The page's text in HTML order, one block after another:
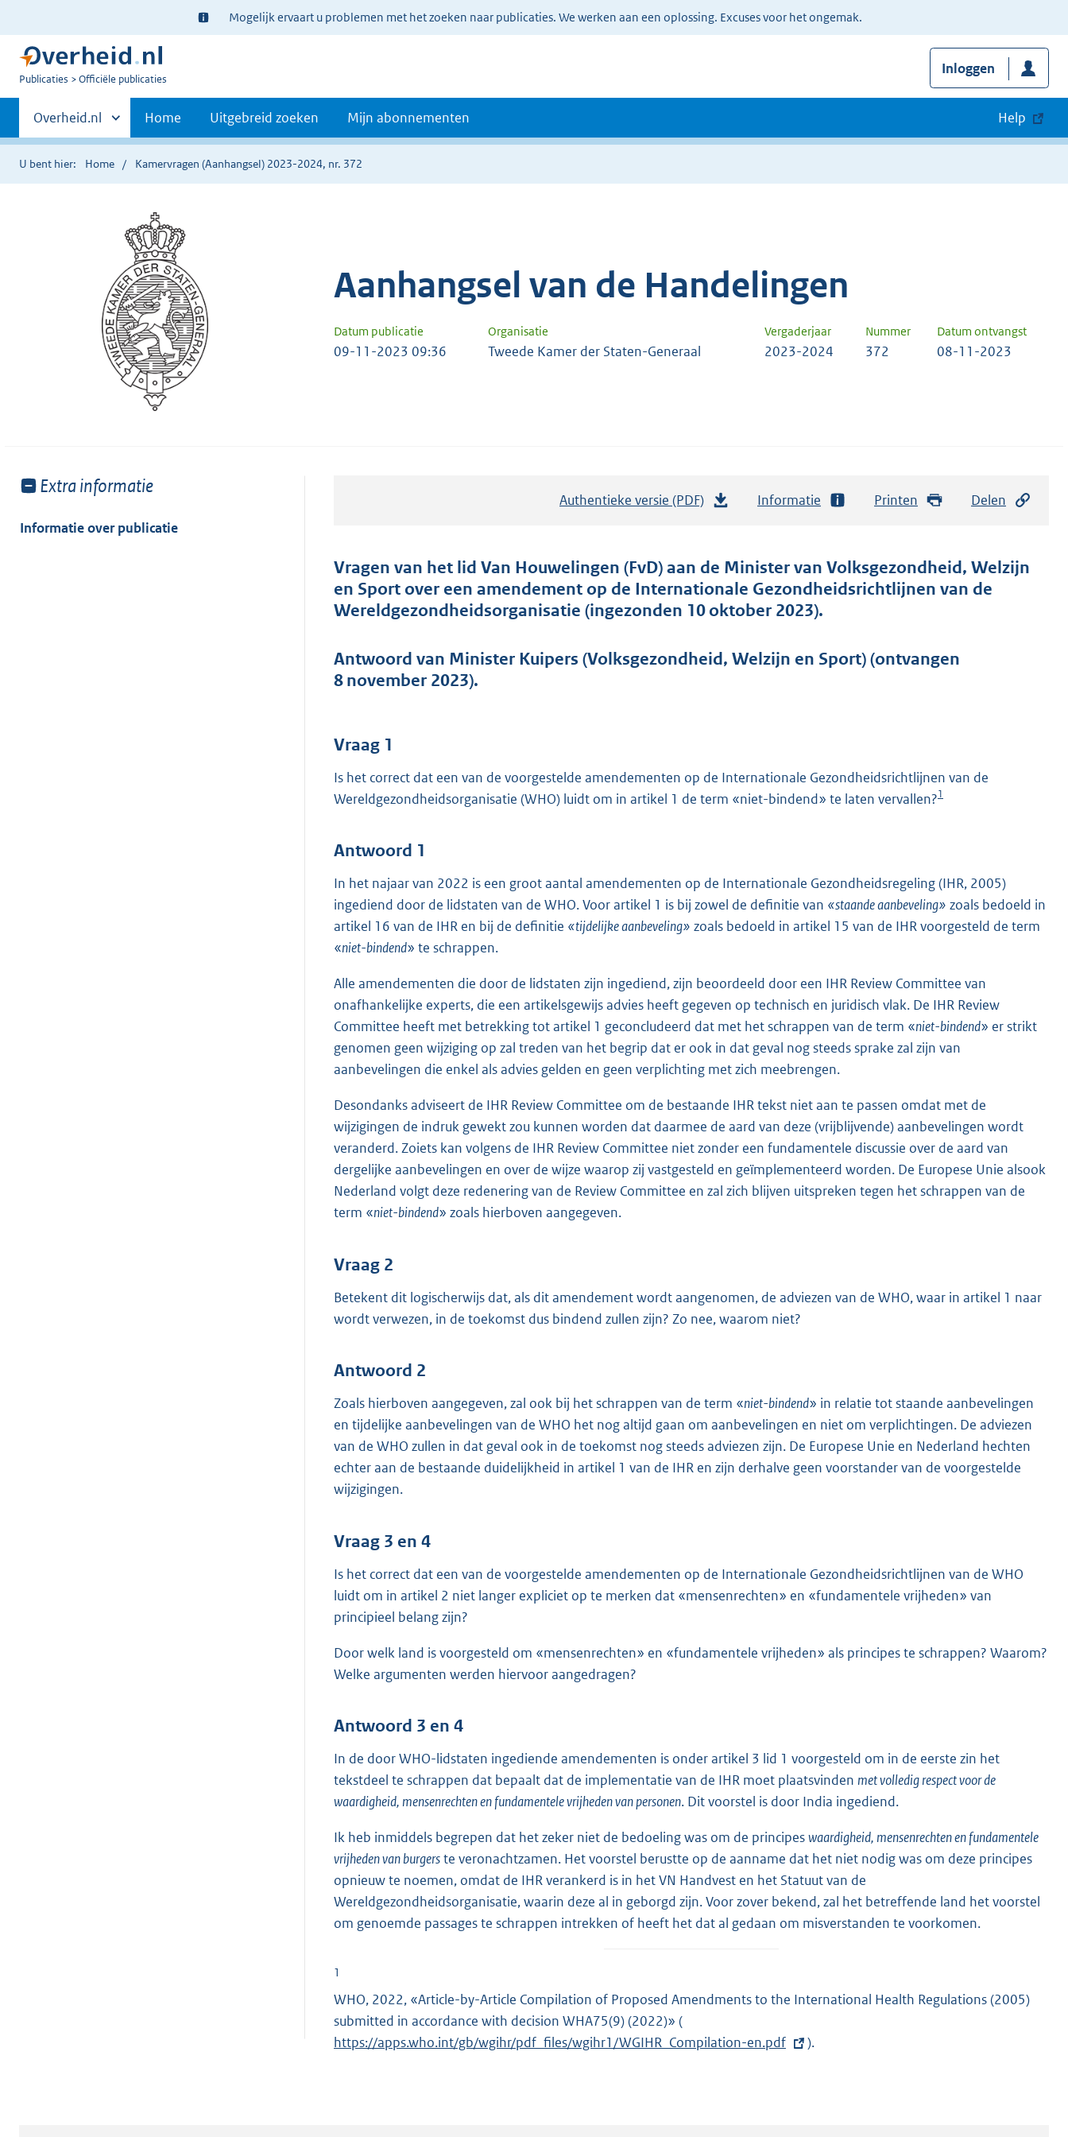
Ter
informatie:
Mogelijk ervaart u problemen met het zoeken naar publicaties. We werken aan een oplossing. Excuses voor het ongemak.
U
Publicaties Officiële publicaties
Inloggen
Primaire
navigatie
Andere
sites
binnen
Overheid.nl Home Uitgebreid zoeken Mijn abonnementen Help
U bent hier: Home Kamervragen (Aanhangsel) 2023-2024, nr. 372
Aanhangsel van de Handelingen
Datum publicatie Organisatie Vergaderjaar Nummer Datum ontvangst
09-11-2023 09:36 Tweede Kamer der Staten-Generaal 2023-2024 372 08-11-2023
Toon
van:
Extra informatie
Informatie over publicatie
Authentieke versie (PDF)
t
a
n
s
t
e
K
b
Informatie Printen Delen
Vragen van het lid Van Houwelingen (FvD) aan de Minister van Volksgezondheid, Welzijn
en Sport over een amendement op de Internationale Gezondheidsrichtlijnen van de
Wereldgezondheidsorganisatie (ingezonden 10 oktober 2023).
Antwoord van Minister Kuipers (Volksgezondheid, Welzijn en Sport) (ontvangen
8 november 2023).
Vraag 1
Is het correct dat een van de voorgestelde amendementen op de Internationale Gezondheidsrichtlijnen van de
Wereldgezondheidsorganisatie (WHO) luidt om in artikel 1 de term «niet-bindend» te laten vervallen?1
Antwoord 1
In het najaar van 2022 is een groot aantal amendementen op de Internationale Gezondheidsregeling (IHR, 2005)
ingediend door de lidstaten van de WHO. Voor artikel 1 is bij zowel de definitie van «staande aanbeveling» zoals bedoeld in
artikel 16 van de IHR en bij de definitie «tijdelijke aanbeveling» zoals bedoeld in artikel 15 van de IHR voorgesteld de term
«niet-bindend» te schrappen.
Alle amendementen die door de lidstaten zijn ingediend, zijn beoordeeld door een IHR Review Committee van
onafhankelijke experts, die een artikelsgewijs advies heeft gegeven op technisch en juridisch vlak. De IHR Review
Committee heeft met betrekking tot artikel 1 geconcludeerd dat met het schrappen van de term «niet-bindend» er strikt
genomen geen wijziging op zal treden van het begrip dat er ook in dat geval nog steeds sprake zal zijn van
aanbevelingen die enkel als advies gelden en geen verplichting met zich meebrengen.
Desondanks adviseert de IHR Review Committee om de bestaande IHR tekst niet aan te passen omdat met de
wijzigingen de indruk gewekt zou kunnen worden dat daarmee de aard van deze (vrijblijvende) aanbevelingen wordt
veranderd. Zoiets kan volgens de IHR Review Committee niet zonder een fundamentele discussie over de aard van
dergelijke aanbevelingen en over de wijze waarop zij vastgesteld en geïmplementeerd worden. De Europese Unie alsook
Nederland volgt deze redenering van de Review Committee en zal zich blijven uitspreken tegen het schrappen van de
term «niet-bindend» zoals hierboven aangegeven.
Vraag 2
Betekent dit logischerwijs dat, als dit amendement wordt aangenomen, de adviezen van de WHO, waar in artikel 1 naar
wordt verwezen, in de toekomst dus bindend zullen zijn? Zo nee, waarom niet?
Antwoord 2
Zoals hierboven aangegeven, zal ook bij het schrappen van de term «niet-bindend» in relatie tot staande aanbevelingen
en tijdelijke aanbevelingen van de WHO het nog altijd gaan om aanbevelingen en niet om verplichtingen. De adviezen
van de WHO zullen in dat geval ook in de toekomst nog steeds adviezen zijn. De Europese Unie en Nederland hechten
echter aan de bestaande duidelijkheid in artikel 1 van de IHR en zijn derhalve geen voorstander van de voorgestelde
wijzigingen.
Vraag 3 en 4
Is het correct dat een van de voorgestelde amendementen op de Internationale Gezondheidsrichtlijnen van de WHO
luidt om in artikel 2 niet langer expliciet op te merken dat «mensenrechten» en «fundamentele vrijheden» van
principieel belang zijn?
Door welk land is voorgesteld om «mensenrechten» en «fundamentele vrijheden» als principes te schrappen? Waarom?
Welke argumenten werden hiervoor aangedragen?
Antwoord 3 en 4
In de door WHO-lidstaten ingediende amendementen is onder artikel 3 lid 1 voorgesteld om in de eerste zin het
tekstdeel te schrappen dat bepaalt dat de implementatie van de IHR moet plaatsvinden met volledig respect voor de
waardigheid, mensenrechten en fundamentele vrijheden van personen. Dit voorstel is door India ingediend.
Ik heb inmiddels begrepen dat het zeker niet de bedoeling was om de principeswaardigheid, mensenrechten en fundamentele
vrijheden van burgerste veronachtzamen. Het voorstel berustte op de aanname dat het niet nodig was om deze principes
opnieuw te noemen, omdat de IHR verankerd is in het VN Handvest en het Statuut van de
Wereldgezondheidsorganisatie, waarin deze al in geborgd zijn. Voor zover bekend, zal het betreffende land het voorstel
om genoemde passages te schrappen intrekken of heeft het dat al gedaan om misverstanden te voorkomen.
1
WHO, 2022, «Article-by-Article Compilation of Proposed Amendments to the International Health Regulations (2005)
submitted in accordance with decision WHA75(9) (2022)» (
x
https://apps.who.int/gb/wgihr/pdf_files/wgihr1/WGIHR_Compilation-en.pdf ).